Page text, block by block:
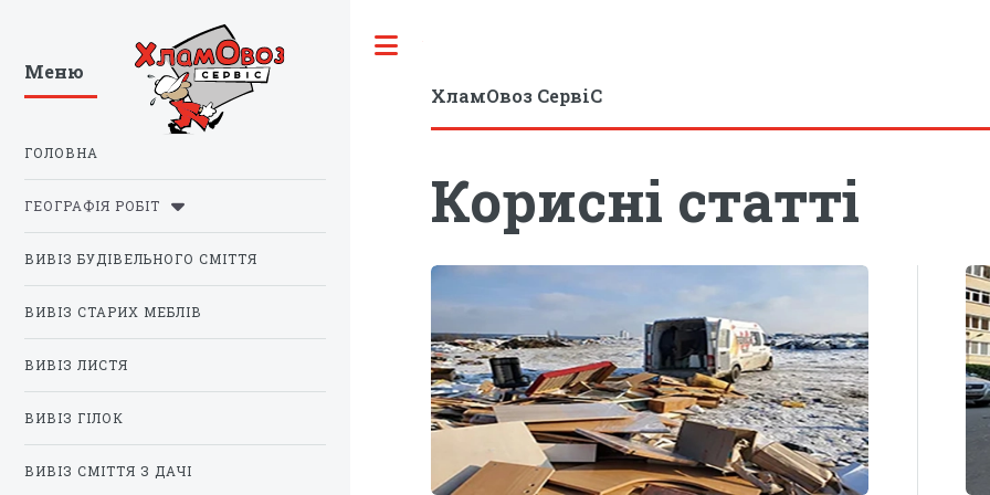
ХламОвоз СервіС
Корисні статті
Меню
ГОЛОВНА
ГЕОГРАФІЯ РОБІТ
ВИВІЗ БУДІВЕЛЬНОГО СМІТТЯ
ВИВІЗ СТАРИХ МЕБЛІВ
ВИВІЗ ЛИСТЯ
ВИВІЗ ГІЛОК
ВИВІЗ СМІТТЯ З ДАЧІ